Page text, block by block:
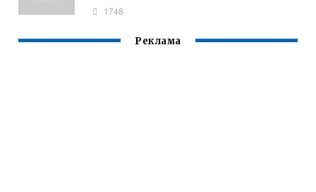
1748
Реклама